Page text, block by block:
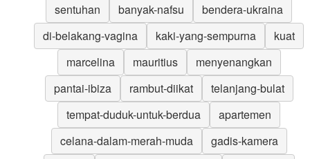
sentuhan
banyak-nafsu
bendera-ukraina
di-belakang-vagina
kaki-yang-sempurna
kuat
marcelina
mauritius
menyenangkan
pantai-ibiza
rambut-diikat
telanjang-bulat
tempat-duduk-untuk-berdua
apartemen
celana-dalam-merah-muda
gadis-kamera